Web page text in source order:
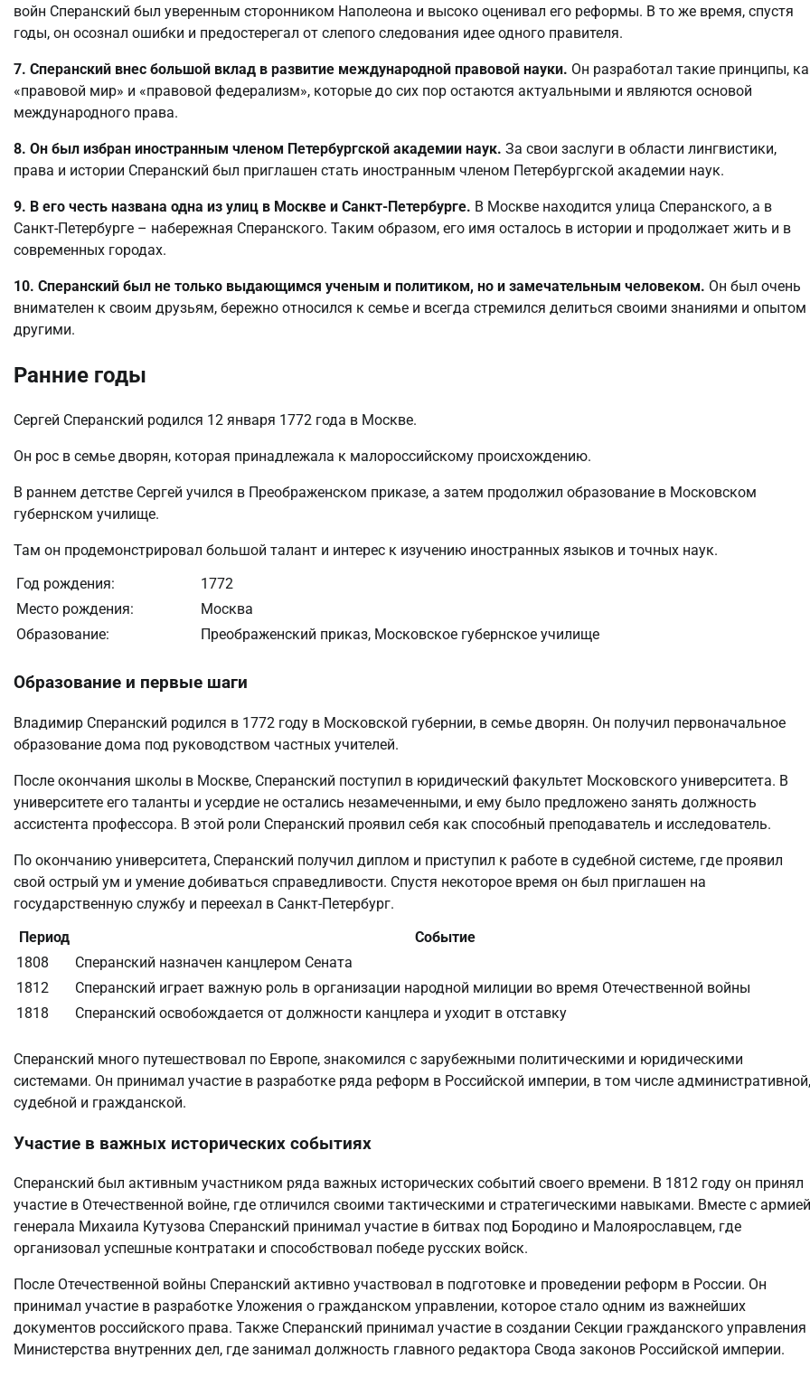
войн Сперанский был уверенным сторонником Наполеона и высоко оценивал его реформы. В то же время, спустя
годы, он осознал ошибки и предостерегал от слепого следования идее одного правителя.
7. Сперанский внес большой вклад в развитие международной правовой науки. Он разработал такие принципы,
«правовой мир» и «правовой федерализм», которые до сих пор остаются актуальными и являются основой
международного права.
8. Он был избран иностранным членом Петербургской академии наук. За свои заслуги в области лингвистики,
права и истории Сперанский был приглашен стать иностранным членом Петербургской академии наук.
9. В его честь названа одна из улиц в Москве и Санкт-Петербурге. В Москве находится улица Сперанского, а в
Санкт-Петербурге – набережная Сперанского. Таким образом, его имя осталось в истории и продолжает жить и в
современных городах.
10. Сперанский был не только выдающимся ученым и политиком, но и замечательным человеком. Он был очень
внимателен к своим друзьям, бережно относился к семье и всегда стремился делиться своими знаниями и опытом
другими.
Ранние годы
Сергей Сперанский родился 12 января 1772 года в Москве.
Он рос в семье дворян, которая принадлежала к малороссийскому происхождению.
В раннем детстве Сергей учился в Преображенском приказе, а затем продолжил образование в Московском
губернском училище.
Там он продемонстрировал большой талант и интерес к изучению иностранных языков и точных наук.
Год рождения:
1772
Место рождения:
Москва
Образование:
Преображенский приказ, Московское губернское училище
Образование и первые шаги
Владимир Сперанский родился в 1772 году в Московской губернии, в семье дворян. Он получил первоначальное
образование дома под руководством частных учителей.
После окончания школы в Москве, Сперанский поступил в юридический факультет Московского университета. В
университете его таланты и усердие не остались незамеченными, и ему было предложено занять должность
ассистента профессора. В этой роли Сперанский проявил себя как способный преподаватель и исследователь.
По окончанию университета, Сперанский получил диплом и приступил к работе в судебной системе, где проявил
свой острый ум и умение добиваться справедливости. Спустя некоторое время он был приглашен на
государственную службу и переехал в Санкт-Петербург.
Период
Событие
1808
Сперанский назначен канцлером Сената
1812
Сперанский играет важную роль в организации народной милиции во время Отечественной войны
1818
Сперанский освобождается от должности канцлера и уходит в отставку
Сперанский много путешествовал по Европе, знакомился с зарубежными политическими и юридическими
системами. Он принимал участие в разработке ряда реформ в Российской империи, в том числе административной,
судебной и гражданской.
Участие в важных исторических событиях
Сперанский был активным участником ряда важных исторических событий своего времени. В 1812 году он принял
участие в Отечественной войне, где отличился своими тактическими и стратегическими навыками. Вместе с армией
генерала Михаила Кутузова Сперанский принимал участие в битвах под Бородино и Малоярославцем, где
организовал успешные контратаки и способствовал победе русских войск.
После Отечественной войны Сперанский активно участвовал в подготовке и проведении реформ в России. Он
принимал участие в разработке Уложения о гражданском управлении, которое стало одним из важнейших
документов российского права. Также Сперанский принимал участие в создании Секции гражданского управления
Министерства внутренних дел, где занимал должность главного редактора Свода законов Российской империи.